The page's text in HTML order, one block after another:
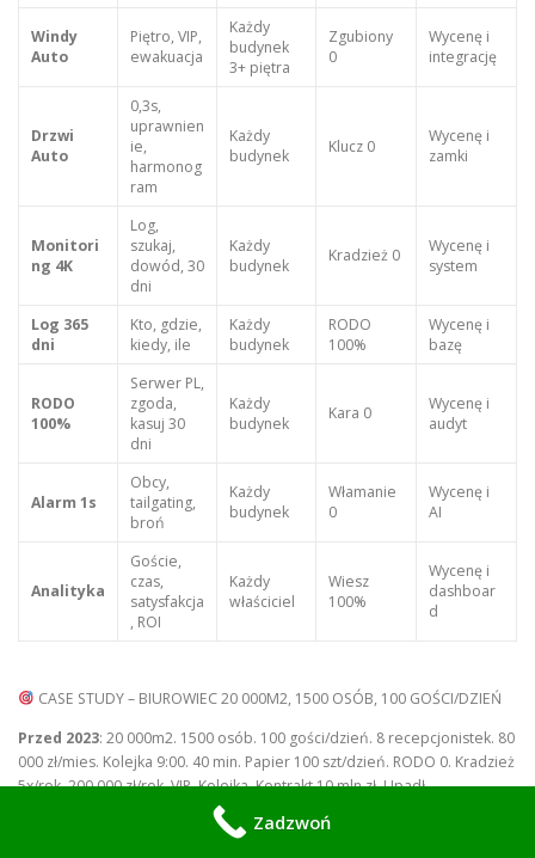
Windy
Auto
Piętro, VIP,
ewakuacja
Każdy
budynek
3+ piętra
Zgubiony
0
Wycenę i
integrację
Drzwi
Auto
0,3s,
uprawnien
ie,
harmonog
ram
Każdy
budynek
Klucz 0
Wycenę i
zamki
Monitori
ng 4K
Log,
szukaj,
dowód, 30
dni
Każdy
budynek
Kradzież 0
Wycenę i
system
Log 365
dni
Kto, gdzie,
kiedy, ile
Każdy
budynek
RODO
100%
Wycenę i
bazę
RODO
100%
Serwer PL,
zgoda,
kasuj 30
dni
Każdy
budynek
Kara 0
Wycenę i
audyt
Alarm 1s
Obcy,
tailgating,
broń
Każdy
budynek
Włamanie
0
Wycenę i
AI
Analityka
Goście,
czas,
satysfakcja
, ROI
Każdy
właściciel
Wiesz
100%
Wycenę i
dashboar
d
CASE STUDY – BIUROWIEC 20 000M2, 1500 OSÓB, 100 GOŚCI/DZIEŃ
Przed 2023: 20 000m2. 1500 osób. 100 gości/dzień. 8 recepcjonistek. 80
000 zł/mies. Kolejka 9:00. 40 min. Papier 100 szt/dzień. RODO 0. Kradzież
5x/rok. 200 000 zł/rok. VIP. Kolejka. Kontrakt 10 mln zł. Upadł.
Zadzwoń